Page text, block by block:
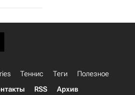
Теннис Теги
Полезное
RSS Архив